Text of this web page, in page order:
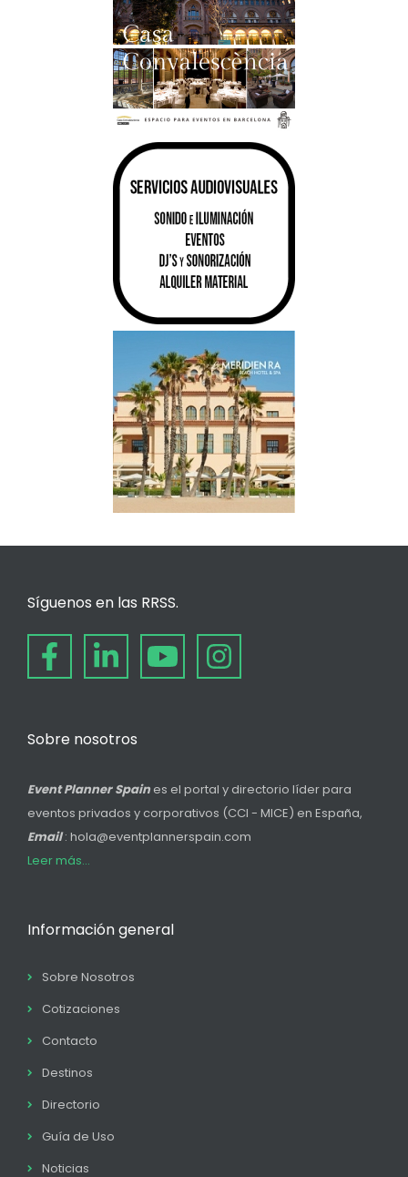
Síguenos en las RRSS.
Sobre nosotros
Event Planner Spain es el portal y directorio líder para
eventos privados y corporativos (CCI - MICE) en España,
Email: hola@eventplannerspain.com
Leer más...
Información general
Sobre Nosotros
Cotizaciones
Contacto
Destinos
Directorio
Guía de Uso
Noticias